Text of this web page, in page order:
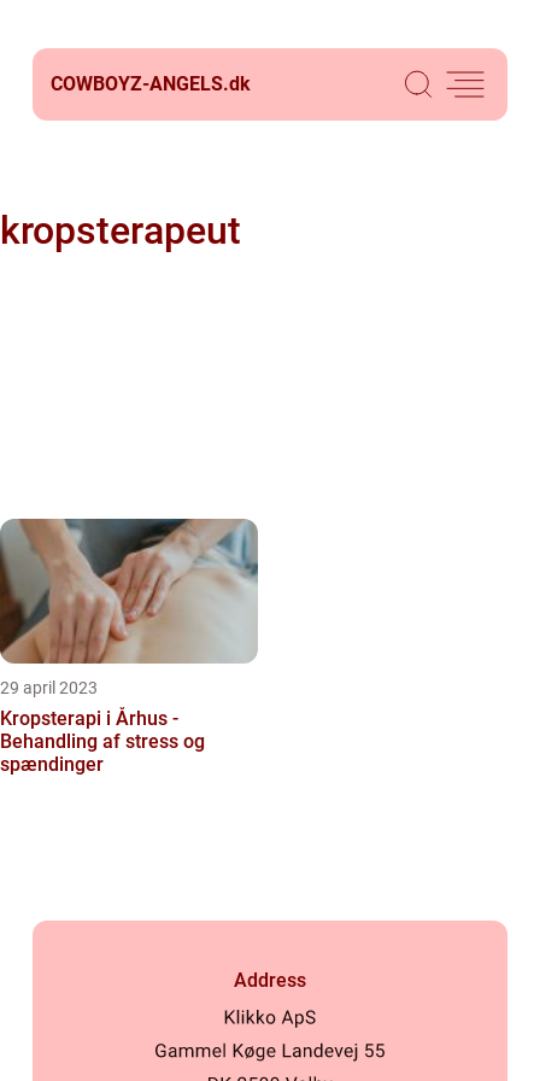
COWBOYZ-ANGELS.dk
kropsterapeut
29 april 2023
Kropsterapi i Århus -
Behandling af stress og
spændinger
Address